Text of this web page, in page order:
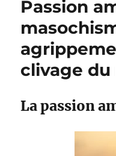
Passion
clivage du
La passion